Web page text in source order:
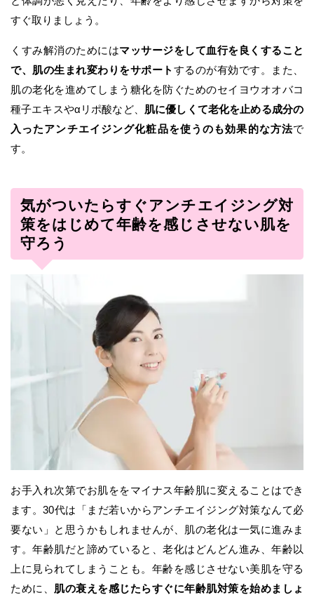
すぐ取りましょう。
くすみ解消のためにはマッサージをして血行を良くすること
で、肌の生まれ変わりをサポート するのが有効です。また、
肌の老化を進めてしまう糖化を防ぐためのセイヨウオオバコ
種子エキスやαリポ酸など、 肌に優しくて老化を止める成分の
入ったアンチエイジング化粧品を使うのも効果的な方法で
す。
気がついたらすぐアンチエイジング対
策をはじめて年齢を感じさせない肌を
守ろう
お手入れ次第でお肌ををマイナス年齢肌に変えることはでき
ます。30代は「まだ若いからアンチエイジング対策なんて必
要ない」と思うかもしれませんが、肌の老化は一気に進みま
す。年齢肌だと諦めていると、老化はどんどん進み、年齢以
上に見られてしまうことも。年齢を感じさせない美肌を守る
ために、 肌の衰えを感じたらすぐに年齢肌対策を始めましょ